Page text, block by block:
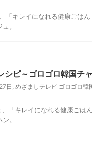
キレイになれる健康ごはん
。
シピ～ゴロゴロ韓国チ
日, めざましテレビ ゴロゴロ韓
「キレイになれる健康ごは
。